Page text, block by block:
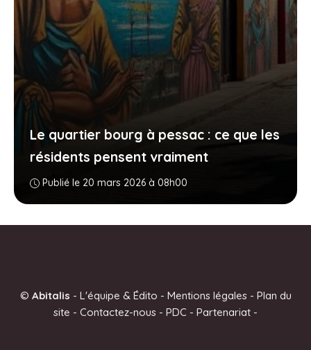
Le quartier bourg à pessac : ce que les
résidents pensent vraiment
Publié le 20 mars 2026 à 08h00
© Abitalis - L'équipe & Édito - Mentions légales- Plan du
site - Contactez-nous - PDC - Partenariat -